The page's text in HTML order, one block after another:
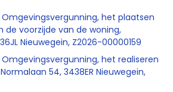
Omgevingsvergunning, het plaatsen
de voorzijde van de woning,
Nieuwegein, Z2026-00000159
Omgevingsvergunning, het realiseren
54, 3438ER Nieuwegein,